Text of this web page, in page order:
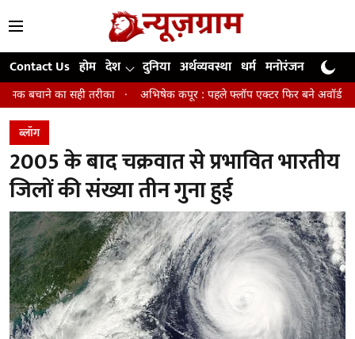
Contact Us होम देश दुनिया अर्थव्यवस्था धर्म मनोरंजन खेल
तरीका अभिषेक कपूर : पहले फ्लॉप एक्टर फिर बने अवॉर्ड विनिंग डायरेक्टर
ब्लॉग
2005 के बाद चक्रवात से प्रभावित भारतीय
जिलों की संख्या तीन गुना हुई